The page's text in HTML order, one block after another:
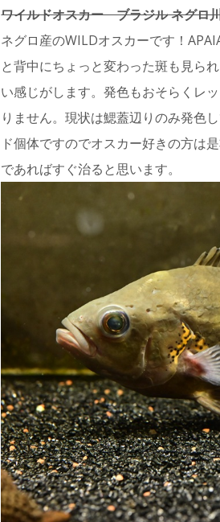
ワイルドオスカー ブラジル ネグ
ネグロ産のWILDオスカーです！
と背中にちょっと変わった斑も見ら
い感じがします。発色もおそらくレ
りません。現状は鰓蓋辺りのみ発色
ド個体ですのでオスカー好きの方は
であればすぐ治ると思います。